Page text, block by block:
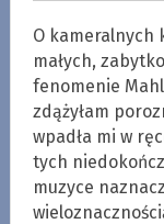
O kameralnych
małych,
fenomenie
zdążyłam
wpadła mi w
tych
muzyce